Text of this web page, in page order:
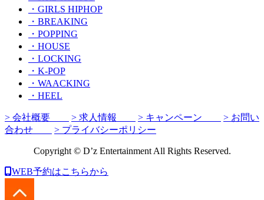
・GIRLS HIPHOP
・BREAKING
・POPPING
・HOUSE
・LOCKING
・K-POP
・WAACKING
・HEEL
> 会社概要 > 求人情報 > キャンペーン
> お問い
合わせ
> プライバシーポリシー
Copyright © D’z Entertainment All Rights Reserved.
WEB予約はこちらから